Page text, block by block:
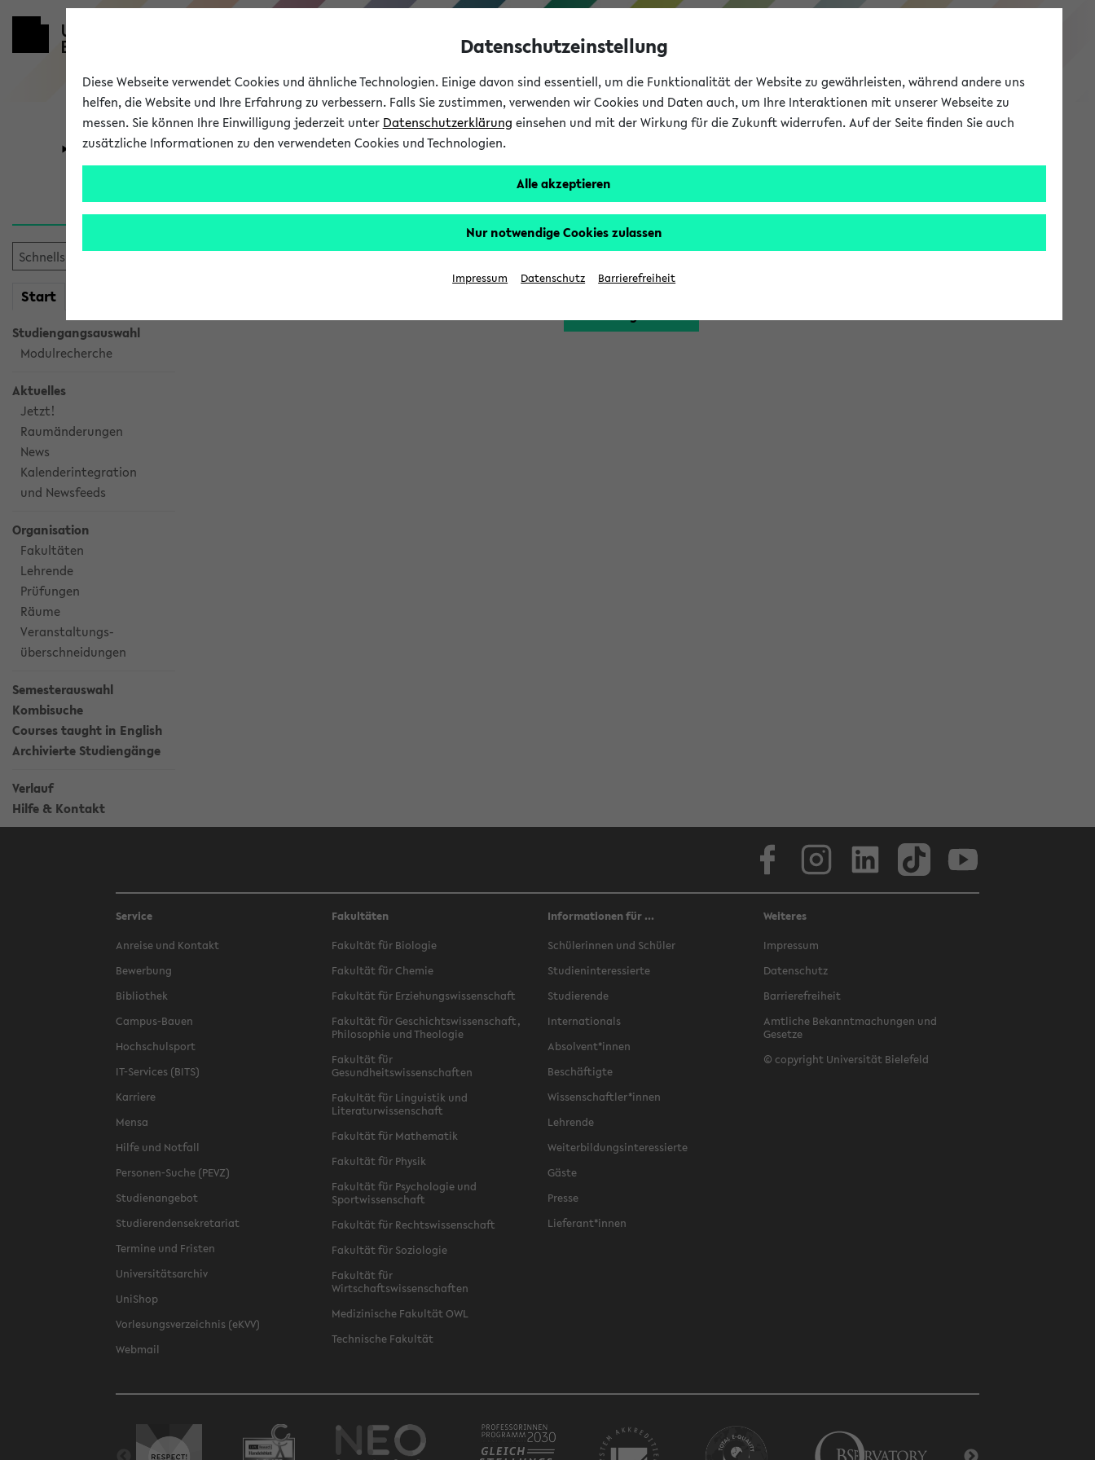
eKVV
Universität Forschung Studium
Start
Studiengangsauswahl
Modulrecherche
Aktuelles
Jetzt!
Raumänderungen
News
Kalenderintegration
und Newsfeeds
Organisation
Fakultäten
Lehrende
Prüfungen
Räume
Veranstaltungs-
überschneidungen
Semesterauswahl
Kombisuche
Courses taught in English
Archivierte Studiengänge
Verlauf
Hilfe & Kontakt
Sie möchten auf eine eKVV Funktion zugreifen, die Ihnen erst nach einer Anmeldung am System zur Verfügung steht.
Bitte melden Sie sich an:
Service
Anreise und Kontakt
Bewerbung
Bibliothek
Campus-Bauen
Hochschulsport
IT-Services (BITS)
Karriere
Mensa
Hilfe und Notfall
Personen-Suche (PEVZ)
Studienangebot
Studierendensekretariat
Termine und Fristen
Universitätsarchiv
UniShop
Vorlesungsverzeichnis (eKVV)
Webmail
Fakultäten
Fakultät für Biologie
Fakultät für Chemie
Fakultät für Erziehungswissenschaft
Fakultät für Geschichtswissenschaft,
Philosophie und Theologie
Fakultät für
Gesundheitswissenschaften
Fakultät für Linguistik und
Literaturwissenschaft
Fakultät für Mathematik
Fakultät für Physik
Fakultät für Psychologie und
Sportwissenschaft
Fakultät für Rechtswissenschaft
Fakultät für Soziologie
Fakultät für
Wirtschaftswissenschaften
Medizinische Fakultät OWL
Technische Fakultät
Informationen für ...
Schülerinnen und Schüler
Studieninteressierte
Studierende
Internationals
Absolvent*innen
Beschäftigte
Wissenschaftler*innen
Lehrende
Weiterbildungsinteressierte
Gäste
Presse
Lieferant*innen
Weiteres
Impressum
Datenschutz
Barrierefreiheit
Amtliche Bekanntmachungen und
Gesetze
© copyright Universität Bielefeld
Datenschutzeinstellung
Diese Webseite verwendet Cookies und ähnliche Technologien. Einige davon sind essentiell, um die Funktionalität der Website zu gewährleisten, während andere uns
helfen, die Website und Ihre Erfahrung zu verbessern. Falls Sie zustimmen, verwenden wir Cookies und Daten auch, um Ihre Interaktionen mit unserer Webseite zu
messen. Sie können Ihre Einwilligung jederzeit unter Datenschutzerklärung einsehen und mit der Wirkung für die Zukunft widerrufen. Auf der Seite finden Sie auch
zusätzliche Informationen zu den verwendeten Cookies und Technologien.
Alle akzeptieren
Nur notwendige Cookies zulassen
Impressum Datenschutz Barrierefreiheit